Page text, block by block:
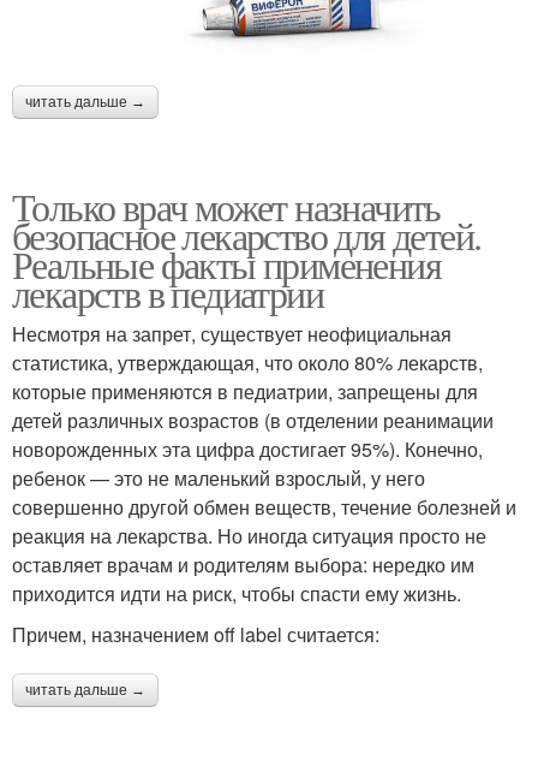
читать дальше →
Только врач может назначить
безопасное лекарство для детей.
Реальные факты применения
лекарств в педиатрии
Несмотря на запрет, существует неофициальная
статистика, утверждающая, что около 80% лекарств,
которые применяются в педиатрии, запрещены для
детей различных возрастов (в отделении реанимации
новорожденных эта цифра достигает 95%). Конечно,
ребенок — это не маленький взрослый, у него
совершенно другой обмен веществ, течение болезней и
реакция на лекарства. Но иногда ситуация просто не
оставляет врачам и родителям выбора: нередко им
приходится идти на риск, чтобы спасти ему жизнь.
Причем, назначением off label считается:
читать дальше →